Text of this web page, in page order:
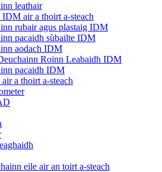
leathair
air a thoirt a-steach
rubair agus plastaig IDM
pacaidh sùbailte IDM
aodach IDM
Roinn Leabaidh IDM
pacaidh IDM
a thoirt a-steach
eile air an toirt a-steach